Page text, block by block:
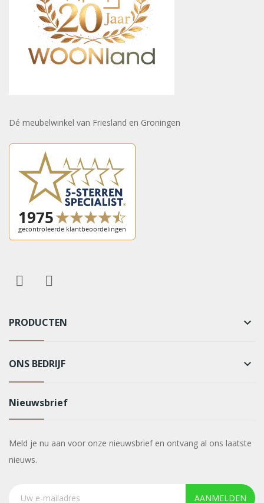
Dé meubelwinkel van Friesland en Groningen
PRODUCTEN keyboard_arrow_down
ONS BEDRIJF keyboard_arrow_down
Nieuwsbrief
Meld je nu aan voor onze nieuwsbrief en ontvang al ons laatste
nieuws.
AANMELDEN